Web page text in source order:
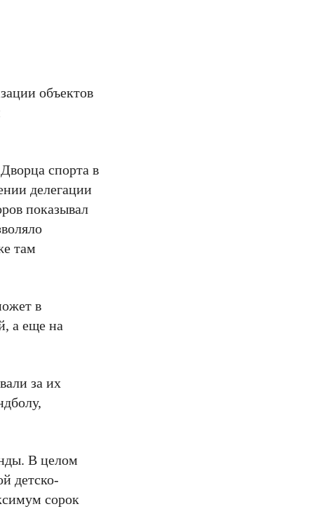
объектов
спорта в
делегации
показывал
там
в
а еще на
за их
В целом
детско-
сорок